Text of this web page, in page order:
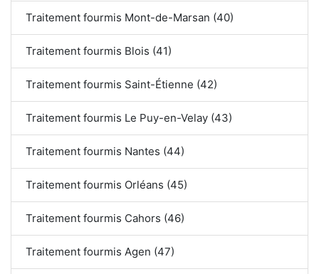
Traitement fourmis Mont-de-Marsan (40)
Traitement fourmis Blois (41)
Traitement fourmis Saint-Étienne (42)
Traitement fourmis Le Puy-en-Velay (43)
Traitement fourmis Nantes (44)
Traitement fourmis Orléans (45)
Traitement fourmis Cahors (46)
Traitement fourmis Agen (47)